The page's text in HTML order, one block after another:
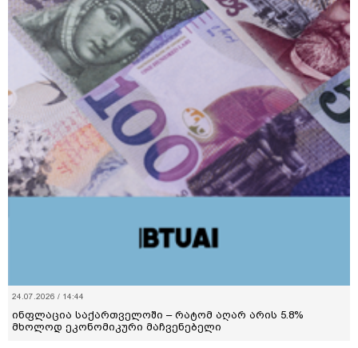
24.07.2026 / 14:44
ინფლაცია საქართველოში – რატომ აღარ არის 5.8%
მხოლოდ ეკონომიკური მაჩვენებელი